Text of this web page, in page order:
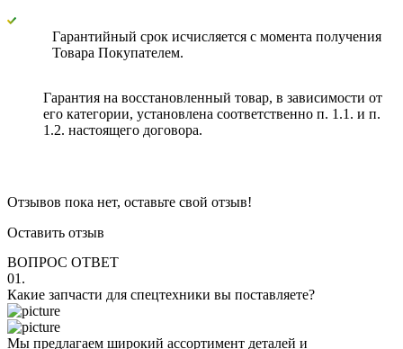
Гарантийный срок исчисляется с момента получения
Товара Покупателем.
Гарантия на восстановленный товар, в зависимости от
его категории, установлена соответственно п. 1.1. и п.
1.2. настоящего договора.
Отзывов пока нет, оставьте свой отзыв!
Оставить отзыв
ВОПРОС ОТВЕТ
01.
Какие запчасти для спецтехники вы поставляете?
Мы предлагаем широкий ассортимент деталей и